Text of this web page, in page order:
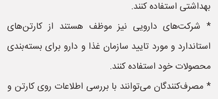
بهداشتی استفاده کنند.
* شرکت‌های دارویی نیز موظف هستند از کارتن‌های
استاندارد و مورد تایید سازمان غذا و دارو برای بسته‌بندی
محصولات خود استفاده کنند.
* مصرف‌کنندگان می‌توانند با بررسی اطلاعات روی کارتن و